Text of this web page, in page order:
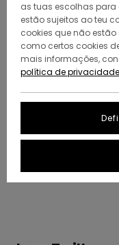
as tuas escolhas para
estão sujeitos ao teu
cookies que não
como certos cookies
mais informações,
política de privacidade